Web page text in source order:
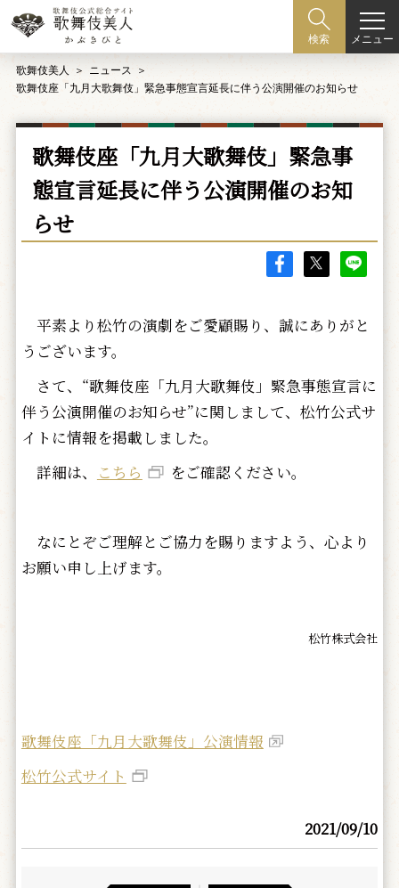
検索 メニュー
歌舞伎美人
ニュース
歌舞伎座「九月大歌舞伎」緊急事態宣言延長に伴う公演開催のお知らせ
歌舞伎座「九月大歌舞伎」緊急事
態宣言延長に伴う公演開催のお知
らせ
平素より松竹の演劇をご愛顧賜り、誠にありがと
うございます。
さて、“歌舞伎座「九月大歌舞伎」緊急事態宣言に
伴う公演開催のお知らせ”に関しまして、松竹公式サ
イトに情報を掲載しました。
詳細は、
こちら をご確認ください。
なにとぞご理解とご協力を賜りますよう、心より
お願い申し上げます。
松竹株式会社
歌舞伎座「九月大歌舞伎」公演情報
松竹公式サイト
2021/09/10